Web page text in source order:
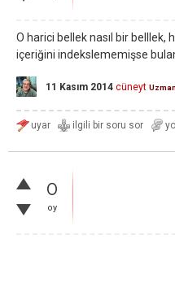
O harici bellek nasıl bir
içeriğini indekslememişse
11 Kasım 2014 cüneyt Uzman
0
oy